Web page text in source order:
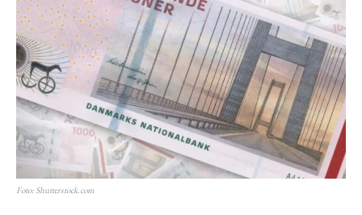
Praesent euismod ac
Ut mollis pellentesque tortor
Nullam eu erat condimentum
Donec quis est ac felis
Orci varius natoque dolor
YEARLY PRICING MONTHLY PRICING
Foto: Shutterstock.com